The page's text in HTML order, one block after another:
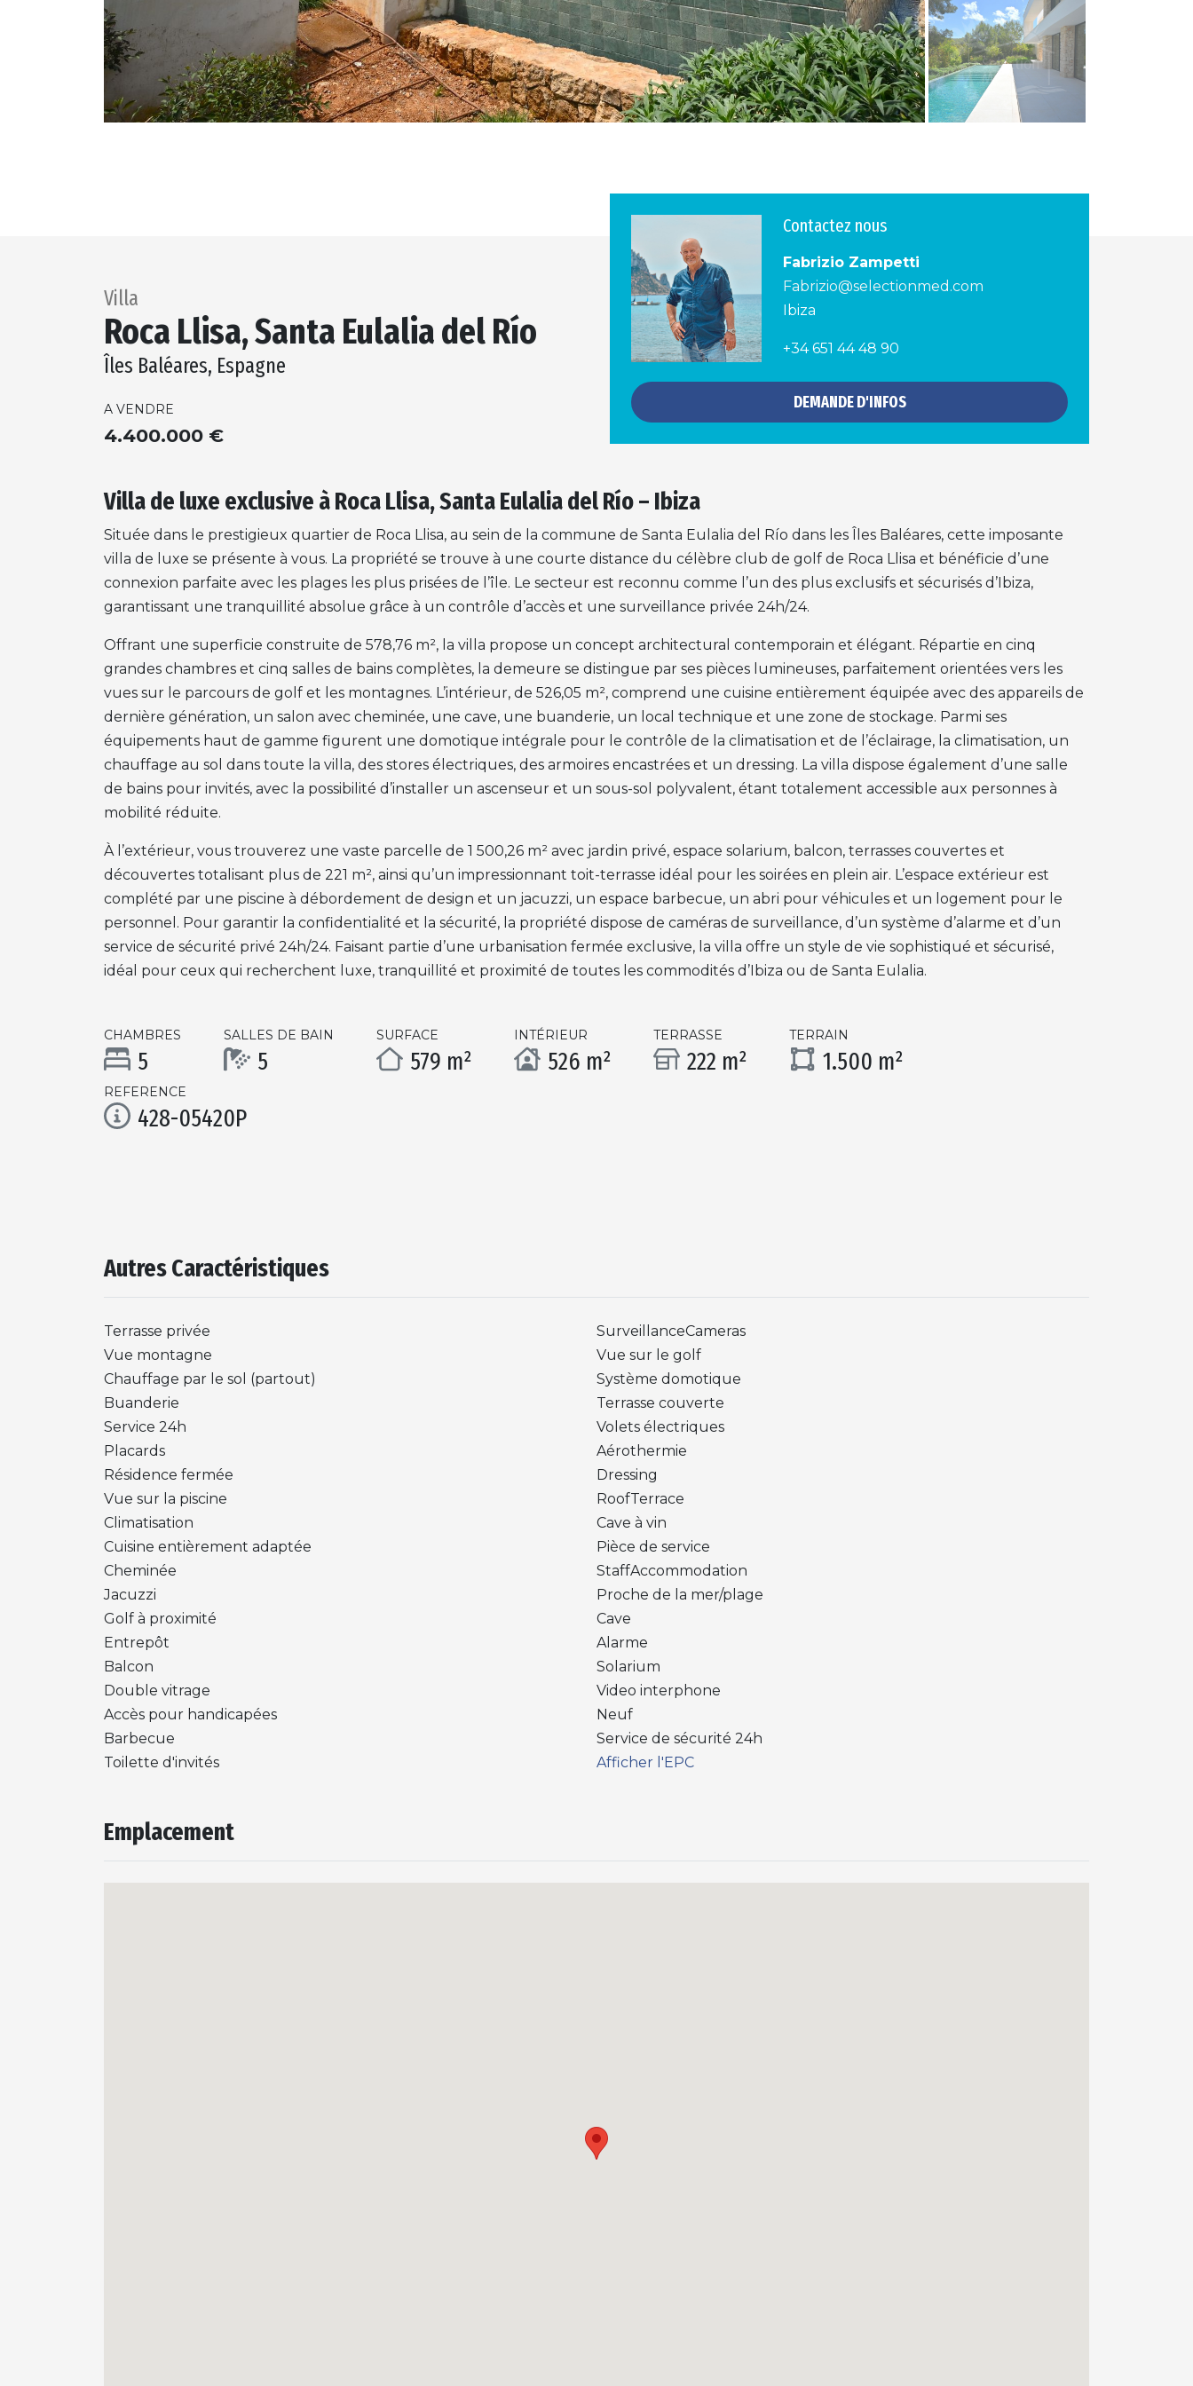
Villa
Roca Llisa, Santa Eulalia del Río
Îles Baléares, Espagne
A VENDRE
4.400.000 €
Contactez nous
Fabrizio Zampetti
Fabrizio@selectionmed.com
Ibiza
+34 651 44 48 90
DEMANDE D'INFOS
Villa de luxe exclusive à Roca Llisa, Santa Eulalia del Río – Ibiza
Située dans le prestigieux quartier de Roca Llisa, au sein de la commune de Santa Eulalia del Río dans les Îles Baléares, cette imposante
villa de luxe se présente à vous. La propriété se trouve à une courte distance du célèbre club de golf de Roca Llisa et bénéficie d’une
connexion parfaite avec les plages les plus prisées de l’île. Le secteur est reconnu comme l’un des plus exclusifs et sécurisés d’Ibiza,
garantissant une tranquillité absolue grâce à un contrôle d’accès et une surveillance privée 24h/24.
Offrant une superficie construite de 578,76 m², la villa propose un concept architectural contemporain et élégant. Répartie en cinq
grandes chambres et cinq salles de bains complètes, la demeure se distingue par ses pièces lumineuses, parfaitement orientées vers les
vues sur le parcours de golf et les montagnes. L’intérieur, de 526,05 m², comprend une cuisine entièrement équipée avec des appareils de
dernière génération, un salon avec cheminée, une cave, une buanderie, un local technique et une zone de stockage. Parmi ses
équipements haut de gamme figurent une domotique intégrale pour le contrôle de la climatisation et de l’éclairage, la climatisation, un
chauffage au sol dans toute la villa, des stores électriques, des armoires encastrées et un dressing. La villa dispose également d’une salle
de bains pour invités, avec la possibilité d’installer un ascenseur et un sous-sol polyvalent, étant totalement accessible aux personnes à
mobilité réduite.
À l’extérieur, vous trouverez une vaste parcelle de 1 500,26 m² avec jardin privé, espace solarium, balcon, terrasses couvertes et
découvertes totalisant plus de 221 m², ainsi qu’un impressionnant toit-terrasse idéal pour les soirées en plein air. L’espace extérieur est
complété par une piscine à débordement de design et un jacuzzi, un espace barbecue, un abri pour véhicules et un logement pour le
personnel. Pour garantir la confidentialité et la sécurité, la propriété dispose de caméras de surveillance, d’un système d’alarme et d’un
service de sécurité privé 24h/24. Faisant partie d’une urbanisation fermée exclusive, la villa offre un style de vie sophistiqué et sécurisé,
idéal pour ceux qui recherchent luxe, tranquillité et proximité de toutes les commodités d’Ibiza ou de Santa Eulalia.
CHAMBRES
5
SALLES DE BAIN
5
SURFACE
579 m²
INTÉRIEUR
526 m²
TERRASSE
222 m²
TERRAIN
1.500 m²
REFERENCE
428-05420P
Autres Caractéristiques
Terrasse privée
SurveillanceCameras
Vue montagne
Vue sur le golf
Chauffage par le sol (partout)
Système domotique
Buanderie
Terrasse couverte
Service 24h
Volets électriques
Placards
Aérothermie
Résidence fermée
Dressing
Vue sur la piscine
RoofTerrace
Climatisation
Cave à vin
Cuisine entièrement adaptée
Pièce de service
Cheminée
StaffAccommodation
Jacuzzi
Proche de la mer/plage
Golf à proximité
Cave
Entrepôt
Alarme
Balcon
Solarium
Double vitrage
Video interphone
Accès pour handicapées
Neuf
Barbecue
Service de sécurité 24h
Toilette d'invités
Afficher l'EPC
Emplacement